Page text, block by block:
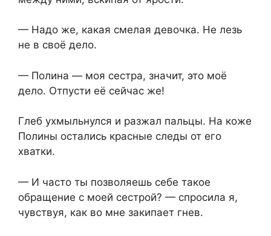
— Надо же, какая смелая девочка. Не лезь
не в своё дело.
— Полина — моя сестра, значит, это моё
дело. Отпусти её сейчас же!
Глеб ухмыльнулся и разжал пальцы. На коже
Полины остались красные следы от его
хватки.
— И часто ты позволяешь себе такое
обращение с моей сестрой? — спросила я,
чувствуя, как во мне закипает гнев.